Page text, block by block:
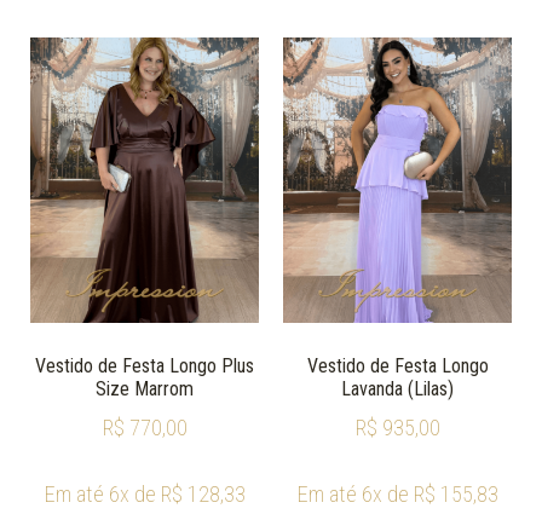
Vestido de Festa Longo Plus
Size Marrom
R$ 770,00
Em até 6x de R$ 128,33
Vestido de Festa Longo
Lavanda (Lilas)
R$ 935,00
Em até 6x de R$ 155,83